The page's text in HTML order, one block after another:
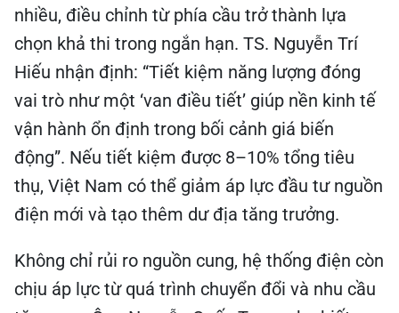
nhiều, điều chỉnh từ phía cầu trở thành lựa
chọn khả thi trong ngắn hạn. TS. Nguyễn Trí
Hiếu nhận định: “Tiết kiệm năng lượng đóng
vai trò như một ‘van điều tiết’ giúp nền kinh tế
vận hành ổn định trong bối cảnh giá biến
động”. Nếu tiết kiệm được 8–10% tổng tiêu
thụ, Việt Nam có thể giảm áp lực đầu tư nguồn
điện mới và tạo thêm dư địa tăng trưởng.
Không chỉ rủi ro nguồn cung, hệ thống điện còn
chịu áp lực từ quá trình chuyển đổi và nhu cầu